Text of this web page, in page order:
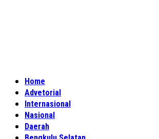
Home
Advetorial
Internasional
Nasional
Daerah